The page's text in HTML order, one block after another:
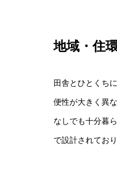
地域・住
田舎とひとくち
便性が大きく異
なしでも十分暮
で設計されてお